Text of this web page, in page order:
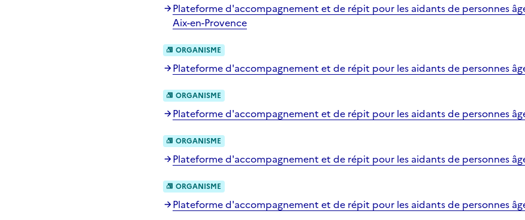
Plateforme d'accompagnement et de répit pour les aidants de personnes
Aix-en-Provence
ORGANISME
Plateforme d'accompagnement et de répit pour les aidants de personnes
ORGANISME
Plateforme d'accompagnement et de répit pour les aidants de personnes
ORGANISME
Plateforme d'accompagnement et de répit pour les aidants de personnes
ORGANISME
Plateforme d'accompagnement et de répit pour les aidants de personnes